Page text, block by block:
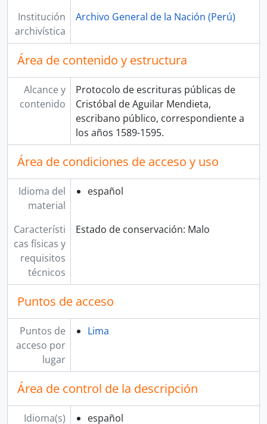
Institución
archivística
Archivo General de la Nación (Perú)
Área de contenido y estructura
Alcance y
contenido
Protocolo de escrituras públicas de
Cristóbal de Aguilar Mendieta,
escribano público, correspondiente a
los años 1589-1595.
Área de condiciones de acceso y uso
Idioma del
material
español
Característi
cas físicas y
requisitos
técnicos
Estado de conservación: Malo
Puntos de acceso
Puntos de
acceso por
lugar
Lima
Área de control de la descripción
Idioma(s)
español